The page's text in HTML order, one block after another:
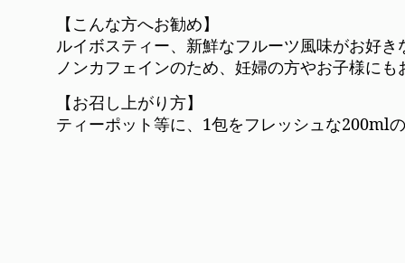
【こんな方へお勧め】
ルイボスティー、新鮮なフルーツ風味がお好き
ノンカフェインのため、妊婦の方やお子様にも
【お召し上がり方】
ティーポット等に、1包をフレッシュな200ml